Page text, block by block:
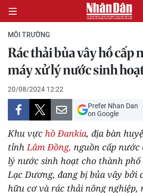
CHÍNH TRỊ
KINH TẾ
VĂN HÓA
XÃ HỘI
PHÁP LUẬT
DU LỊCH
MÔI TRƯỜNG
Rác thải bủa vây hồ cấp
máy xử lý nước sinh
20/08/2024 12:22
Prefer Nhan Dan
on Google
Khu vực hồ Đankia, địa bàn
tỉnhLâm Đồng, nguồn cấp
lý nước sinh hoạt cho thành
Lạc Dương, đang bị bủa vây bởi
hữu cơ và rác thải nông nghiệp,